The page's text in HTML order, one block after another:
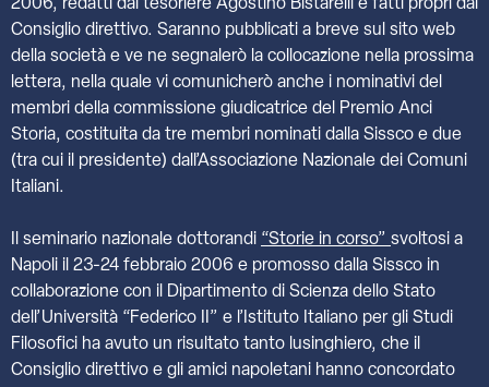
2006, redatti dal tesoriere Agostino Bistarelli e fatti propri dal
Consiglio direttivo. Saranno pubblicati a breve sul sito web
della società e ve ne segnalerò la collocazione nella prossima
lettera, nella quale vi comunicherò anche i nominativi del
membri della commissione giudicatrice del Premio Anci
Storia, costituita da tre membri nominati dalla Sissco e due
(tra cui il presidente) dall’Associazione Nazionale dei Comuni
Italiani.
Il seminario nazionale dottorandi “Storie in corso” svoltosi a
Napoli il 23-24 febbraio 2006 e promosso dalla Sissco in
collaborazione con il Dipartimento di Scienza dello Stato
dell’Università “Federico II” e l’Istituto Italiano per gli Studi
Filosofici ha avuto un risultato tanto lusinghiero, che il
Consiglio direttivo e gli amici napoletani hanno concordato